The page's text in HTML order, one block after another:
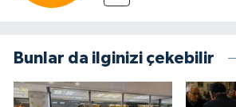
Bunlar da ilginizi çekebilir